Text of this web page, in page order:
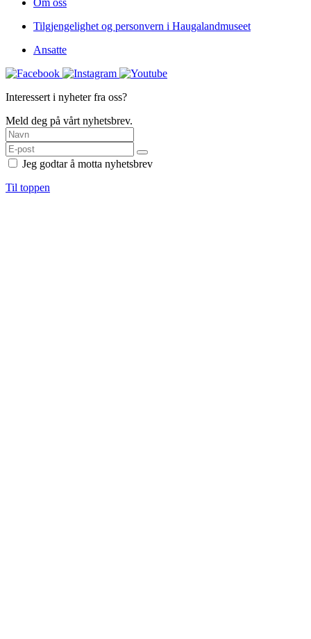
Tilgjengelighet og personvern i Haugalandmuseet
Ansatte
Interessert i nyheter fra oss?
Meld deg på vårt nyhetsbrev.
Jeg godtar å motta nyhetsbrev
Til toppen